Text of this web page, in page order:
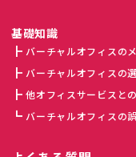
基礎知識
バーチャルオフィスの
バーチャルオフィスの
他オフィスサービスと
バーチャルオフィスの